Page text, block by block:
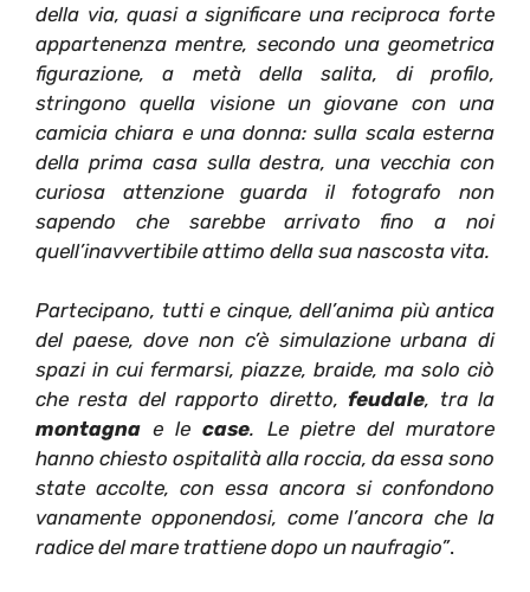
della via, quasi a significare una reciproca forte
appartenenza mentre, secondo una geometrica
figurazione, a metà della salita, di profilo,
stringono quella visione un giovane con una
camicia chiara e una donna: sulla scala esterna
della prima casa sulla destra, una vecchia con
curiosa attenzione guarda il fotografo non
sapendo che sarebbe arrivato fino a noi
quell’inavvertibile attimo della sua nascosta vita.
Partecipano, tutti e cinque, dell’anima più antica
del paese, dove non c’è simulazione urbana di
spazi in cui fermarsi, piazze, braide, ma solo ciò
che resta del rapporto diretto,feudale, tra la
montagna e lecase. Le pietre del muratore
hanno chiesto ospitalità alla roccia, da essa sono
state accolte, con essa ancora si confondono
vanamente opponendosi, come l’ancora che la
radice del mare trattiene dopo un naufragio”.